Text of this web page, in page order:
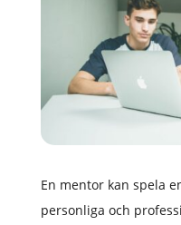
En mentor kan spela
personliga och